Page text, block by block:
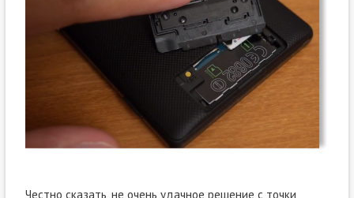
Честно сказать, не очень удачное решение с точки